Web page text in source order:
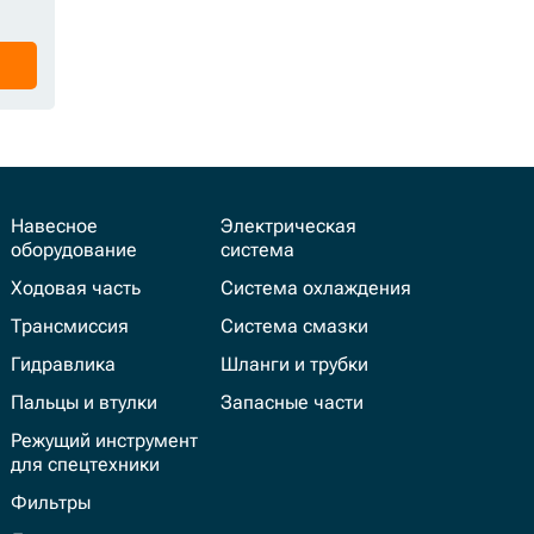
Навесное
оборудование
Ходовая часть
Трансмиссия
Гидравлика
Пальцы и втулки
Режущий инструмент
для спецтехники
Фильтры
Электрическая
система
Система охлаждения
Система смазки
Шланги и трубки
Запасные части